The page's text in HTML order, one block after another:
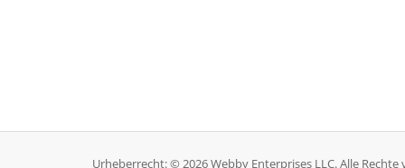
Urheberrecht: © 2026 Webby Enterprises LLC. Alle